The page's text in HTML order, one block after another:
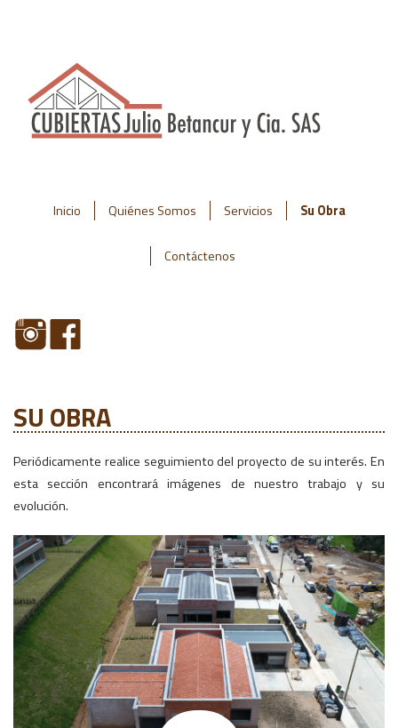
Inicio Quiénes Somos Servicios Su Obra
Contáctenos
SU OBRA
Periódicamente realice seguimiento del proyecto de su interés. En
esta sección encontrará imágenes de nuestro trabajo y su
evolución.